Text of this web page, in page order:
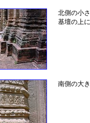
北側の小
基壇の上
南側の大